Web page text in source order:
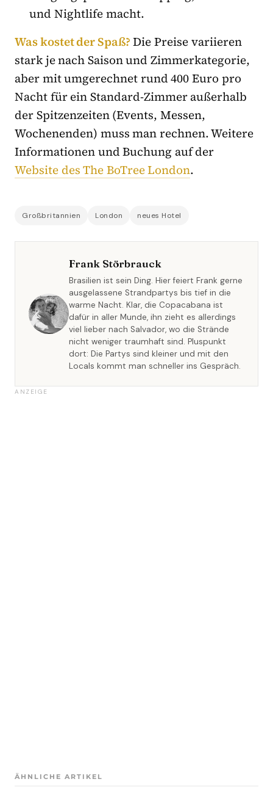
und Nightlife macht.
Was kostet der Spaß?Die Preise variieren
stark je nach Saison und Zimmerkategorie,
aber mit umgerechnet rund 400 Euro pro
Nacht für ein Standard-Zimmer außerhalb
der Spitzenzeiten (Events, Messen,
Wochenenden) muss man rechnen. Weitere
Informationen und Buchung auf der
Website des The BoTree London.
Großbritannien London neues Hotel
Frank Störbrauck
Brasilien ist sein Ding. Hier feiert Frank gerne
ausgelassene Strandpartys bis tief in die
warme Nacht. Klar, die Copacabana ist
dafür in aller Munde, ihn zieht es allerdings
viel lieber nach Salvador, wo die Strände
nicht weniger traumhaft sind. Pluspunkt
dort: Die Partys sind kleiner und mit den
Locals kommt man schneller ins Gespräch.
ANZEIGE
ÄHNLICHE ARTIKEL